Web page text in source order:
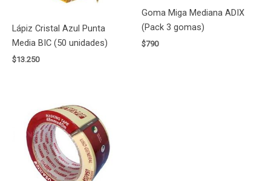
Lápiz Cristal Azul Punta
Media BIC (50 unidades)
$13.250
Goma Miga Mediana ADIX
(Pack 3 gomas)
$790